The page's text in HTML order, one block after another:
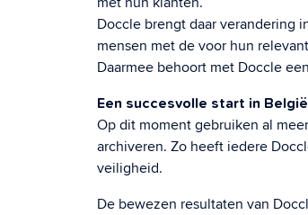
Doccle brengt daar verandering
mensen met de voor hun
Daarmee behoort met Doccle
Een succesvolle start in België
Op dit moment gebruiken al
archiveren. Zo heeft iedere
veiligheid.
De bewezen resultaten van